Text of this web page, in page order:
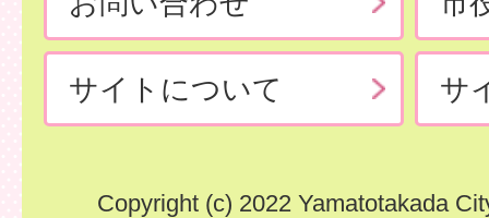
サイトについて サ
Copyright (c) 2022 Yamatotakada